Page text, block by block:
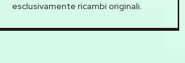
esclusivamente ricambi originali.